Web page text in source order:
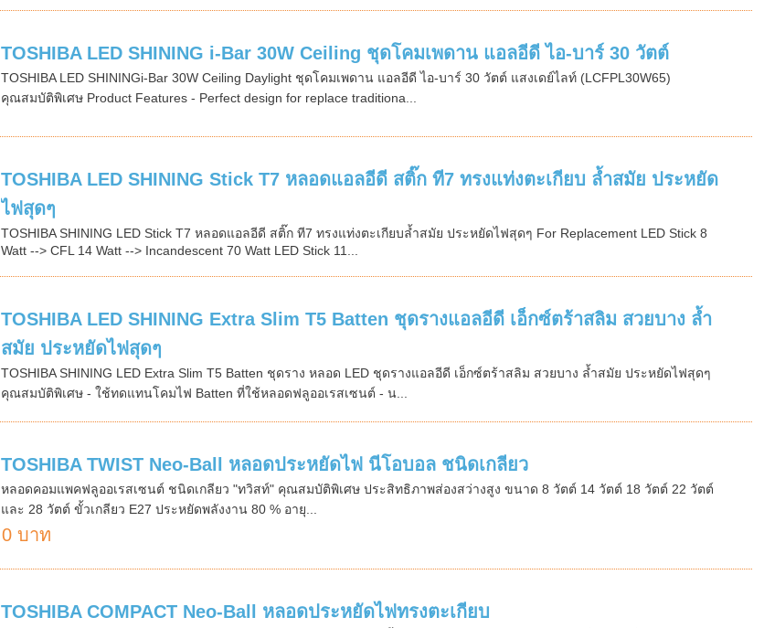
TOSHIBA LED SHINING i-Bar 30W Ceiling ชุดโคมเพดาน แอลอีดี ไอ-บาร์ 30 วัตต์
TOSHIBA LED SHININGi-Bar 30W Ceiling Daylight ชุดโคมเพดาน แอลอีดี ไอ-บาร์ 30 วัตต์ แสงเดย์ไลท์ (LCFPL30W65)
คุณสมบัติพิเศษ Product Features - Perfect design for replace traditiona...
TOSHIBA LED SHINING Stick T7 หลอดแอลอีดี สติ๊ก ที7 ทรงแท่งตะเกียบ ล้ำสมัย ประหยัด
ไฟสุดๆ
TOSHIBA SHINING LED Stick T7 หลอดแอลอีดี สติ๊ก ที7 ทรงแท่งตะเกียบล้ำสมัย ประหยัดไฟสุดๆ For Replacement LED Stick 8
Watt --> CFL 14 Watt --> Incandescent 70 Watt LED Stick 11...
TOSHIBA LED SHINING Extra Slim T5 Batten ชุดรางแอลอีดี เอ็กซ์ตร้าสลิม สวยบาง ล้ำ
สมัย ประหยัดไฟสุดๆ
TOSHIBA SHINING LED Extra Slim T5 Batten ชุดราง หลอด LED ชุดรางแอลอีดี เอ็กซ์ตร้าสลิม สวยบาง ล้ำสมัย ประหยัดไฟสุดๆ
คุณสมบัติพิเศษ - ใช้ทดแทนโคมไฟ Batten ที่ใช้หลอดฟลูออเรสเซนต์ - น...
TOSHIBA TWIST Neo-Ball หลอดประหยัดไฟ นีโอบอล ชนิดเกลียว
หลอดคอมแพคฟลูออเรสเซนต์ ชนิดเกลียว "ทวิสท์" คุณสมบัติพิเศษ ประสิทธิภาพส่องสว่างสูง ขนาด 8 วัตต์ 14 วัตต์ 18 วัตต์ 22 วัตต์
และ 28 วัตต์ ขั้วเกลียว E27 ประหยัดพลังงาน 80 % อายุ...
0 บาท
TOSHIBA COMPACT Neo-Ball หลอดประหยัดไฟทรงตะเกียบ